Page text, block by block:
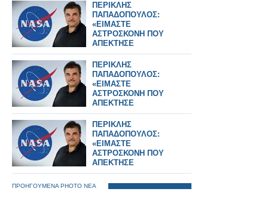
ΠΕΡΙΚΛΗΣ
ΠΑΠΑΔΟΠΟΥΛΟΣ:
«ΕΙΜΑΣΤΕ
ΑΣΤΡΟΣΚΟΝΗ ΠΟΥ
ΑΠΕΚΤΗΣΕ
ΣΥΝΕΙΔΗΣΗ» – Ο
ΗΓΕΤΗΣ ΤΗΣ NASA
ΠΙΣΩ ΑΠΟ ΤΟ Artemis
II
ΠΕΡΙΚΛΗΣ
ΠΑΠΑΔΟΠΟΥΛΟΣ:
«ΕΙΜΑΣΤΕ
ΑΣΤΡΟΣΚΟΝΗ ΠΟΥ
ΑΠΕΚΤΗΣΕ
ΣΥΝΕΙΔΗΣΗ» – Ο
ΗΓΕΤΗΣ ΤΗΣ NASA
ΠΙΣΩ ΑΠΟ ΤΟ Artemis
II
ΠΕΡΙΚΛΗΣ
ΠΑΠΑΔΟΠΟΥΛΟΣ:
«ΕΙΜΑΣΤΕ
ΑΣΤΡΟΣΚΟΝΗ ΠΟΥ
ΑΠΕΚΤΗΣΕ
ΣΥΝΕΙΔΗΣΗ» – Ο
ΗΓΕΤΗΣ ΤΗΣ NASA
ΠΙΣΩ ΑΠΟ ΤΟ Artemis
ΠΡΟΗΓΟΥΜΕΝΑ PHOTO ΝΕΑ